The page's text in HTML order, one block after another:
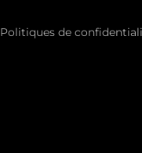
Politiques de